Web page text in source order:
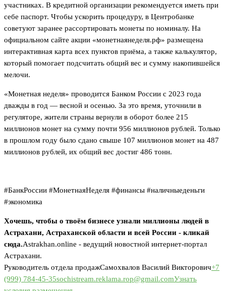
участниках. В кредитной организации рекомендуется иметь при
себе паспорт. Чтобы ускорить процедуру, в Центробанке
советуют заранее рассортировать монеты по номиналу. На
официальном сайте акции «монетнаянеделя.рф» размещена
интерактивная карта всех пунктов приёма, а также калькулятор,
который помогает подсчитать общий вес и сумму накопившейся
мелочи.
«Монетная неделя» проводится Банком России с 2023 года
дважды в год — весной и осенью. За это время, уточнили в
регуляторе, жители страны вернули в оборот более 215
миллионов монет на сумму почти 956 миллионов рублей. Только
в прошлом году было сдано свыше 107 миллионов монет на 487
миллионов рублей, их общий вес достиг 486 тонн.
#БанкРоссии #МонетнаяНеделя #финансы #наличныеденьги
#экономика
Хочешь, чтобы о твоём бизнесе узнали миллионы людей в
Астрахани, Астраханской области и всей России - кликай
сюда.Astrakhan.online - ведущий новостной интернет-портал
Астрахани.
Руководитель отдела продажСамохвалов Василий Викторович+7
(999) 784-45-35sochistream.reklama.rop@gmail.comУзнать